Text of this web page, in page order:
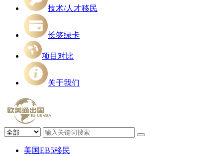
技术/人才移民
长签绿卡
项目对比
关于我们
美国EB5移民